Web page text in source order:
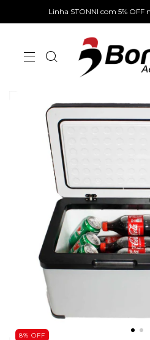
Linha STONNI com 5%
8% OFF